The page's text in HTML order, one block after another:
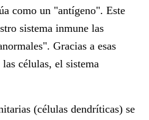
como un "antígeno". Este
sistema inmune las
Gracias a esas
células, el sistema
(células dendríticas) se